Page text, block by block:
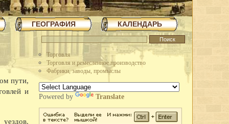
экспедиция для дальнейших исследований стоянок
области методом народной стройки в короткий срок
строительстве льнокомбината построена чесальная фабрика,
здание школы ФЗУ. Начато сооружение 70-метровой трубы и
производство автолесовоза А-51-12 в 73 л.с., вместо 40 у старых
час, вместо 25 у предыдущих. Это самый быстроходный и мощный
Германии рабочие и служащие промышленных предприятий города
плана. Лучшим предприятием города по выполнению плана
Красное знамя горкома ВКП(б) и горисполкома.
в судоремонтных мастерских, на ВПВРЗ состоялись воскресники.
ГЕОГРАФИЯ КАЛЕНДАРЬ
Торговля
Торговля и ремесленное производство
Фабрики, заводы, промыслы
Powered by Translate
пути,
и